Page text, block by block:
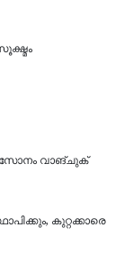
സോനം വാങ്ചുക്
കുറ്റക്കാരെ